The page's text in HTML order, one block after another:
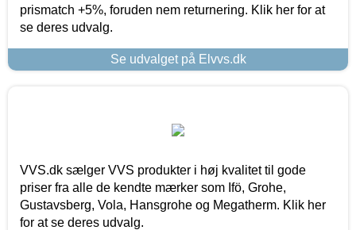
prismatch +5%, foruden nem returnering. Klik her for at
se deres udvalg.
Se udvalget på Elvvs.dk
VVS.dk sælger VVS produkter i høj kvalitet til gode
priser fra alle de kendte mærker som Ifö, Grohe,
Gustavsberg, Vola, Hansgrohe og Megatherm. Klik her
for at se deres udvalg.